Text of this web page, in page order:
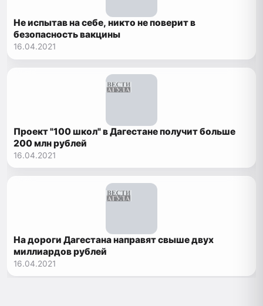
Не испытав на себе, никто не поверит в
безопасность вакцины
16.04.2021
Проект "100 школ" в Дагестане получит больше
200 млн рублей
16.04.2021
На дороги Дагестана направят свыше двух
миллиардов рублей
16.04.2021